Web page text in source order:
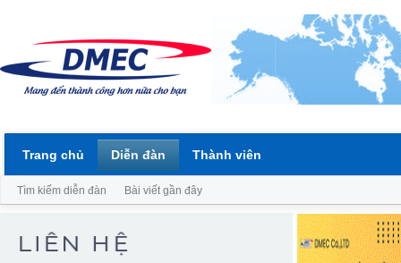
Trang chủ Diễn đàn
Tìm kiếm diễn đàn Bài viết gần đây
Thành viên